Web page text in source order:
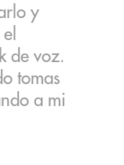
y
de voz.
tomas
a mi